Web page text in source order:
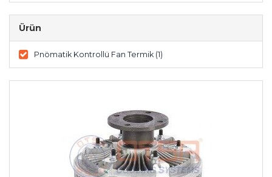
Ürün
Pnömatik Kontrollü Fan Termik (1)